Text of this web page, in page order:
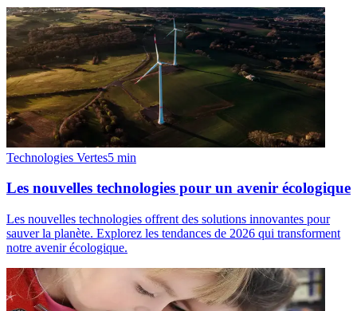
Technologies Vertes5 min
Les nouvelles technologies pour un avenir écologique
Les nouvelles technologies offrent des solutions innovantes pour
sauver la planète. Explorez les tendances de 2026 qui transforment
notre avenir écologique.